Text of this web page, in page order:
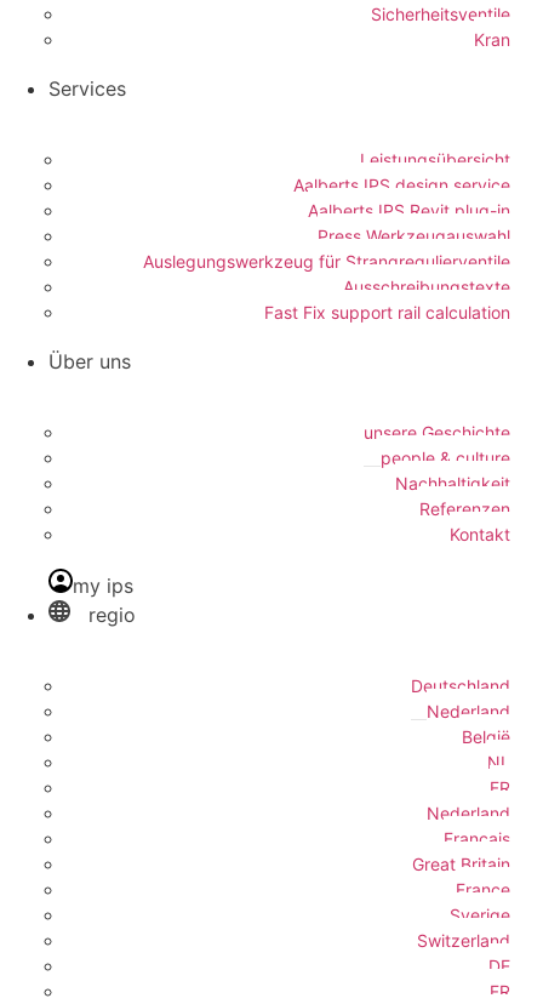
Sicherheitsventile
Kran
Services
Leistungsübersicht
Aalberts IPS design service
Aalberts IPS Revit plug-in
Press Werkzeugauswahl
Auslegungswerkzeug für Strangregulierventile
Ausschreibungstexte
Fast Fix support rail calculation
Über uns
unsere Geschichte
people & culture
Nachhaltigkeit
Referenzen
Kontakt
my ips
regio
Deutschland
Nederland
België
NL
FR
Nederland
Français
Great Britain
France
Sverige
Switzerland
DE
FR